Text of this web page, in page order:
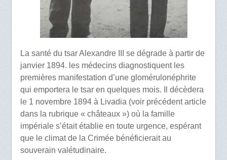
La santé du tsar Alexandre III se dégrade à partir de
janvier 1894. les médecins diagnostiquent les
premières manifestation d’une glomérulonéphrite
qui emportera le tsar en quelques mois. Il décèdera
le 1 novembre 1894 à Livadia (voir précédent article
dans la rubrique « châteaux ») où la famille
impériale s’était établie en toute urgence, espérant
que le climat de la Crimée bénéficierait au
souverain valétudinaire.